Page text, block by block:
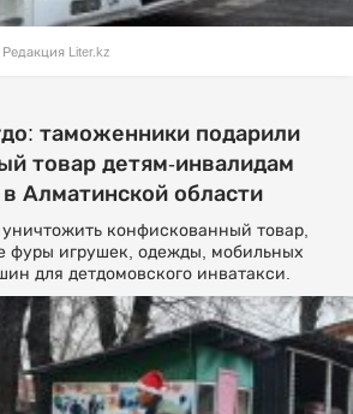
Редакция Liter.kz
таможенники подарили
товар детям-инвалидам
Алматинской области
уничтожить конфискованный товар,
фуры игрушек, одежды, мобильных
для детдомовского инватакси.